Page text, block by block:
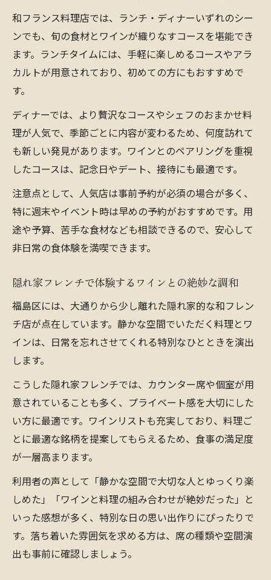
和フランス料理店では、ランチ・ディナーいずれのシー
ンでも、旬の食材とワインが織りなすコースを堪能でき
ます。ランチタイムには、手軽に楽しめるコースやアラ
カルトが用意されており、初めての方にもおすすめで
す。
ディナーでは、より贅沢なコースやシェフのおまかせ料
理が人気で、季節ごとに内容が変わるため、何度訪れて
も新しい発見があります。ワインとのペアリングを重視
したコースは、記念日やデート、接待にも最適です。
注意点として、人気店は事前予約が必須の場合が多く、
特に週末やイベント時は早めの予約がおすすめです。用
途や予算、苦手な食材なども相談できるので、安心して
非日常の食体験を満喫できます。
隠れ家フレンチで体験するワインとの絶妙な調和
福島区には、大通りから少し離れた隠れ家的な和フレン
チ店が点在しています。静かな空間でいただく料理とワ
インは、日常を忘れさせてくれる特別なひとときを演出
します。
こうした隠れ家フレンチでは、カウンター席や個室が用
意されていることも多く、プライベート感を大切にした
い方に最適です。ワインリストも充実しており、料理ご
とに最適な銘柄を提案してもらえるため、食事の満足度
が一層高まります。
利用者の声として「静かな空間で大切な人とゆっくり楽
しめた」「ワインと料理の組み合わせが絶妙だった」と
いった感想が多く、特別な日の思い出作りにぴったりで
す。落ち着いた雰囲気を求める方は、席の種類や空間演
出も事前に確認しましょう。